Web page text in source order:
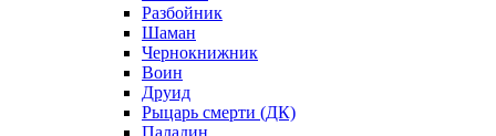
Разбойник
Шаман
Чернокнижник
Воин
Друид
Рыцарь смерти (ДК)
Паладин